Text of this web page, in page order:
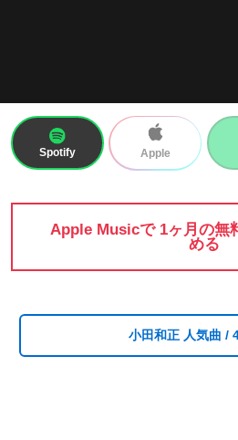
Spotify Apple
Apple Musicで 1ヶ月の無
める
小田和正 人気曲 /